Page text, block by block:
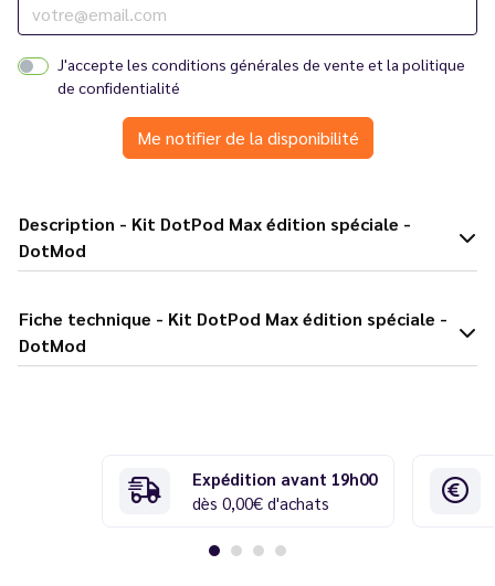
J'accepte les conditions générales de vente et la politique
de confidentialité
Me notifier de la disponibilité
Description - Kit DotPod Max édition spéciale -
DotMod
Fiche technique - Kit DotPod Max édition spéciale -
DotMod
Expédition avant 19h00
dès 0,00€ d'achats